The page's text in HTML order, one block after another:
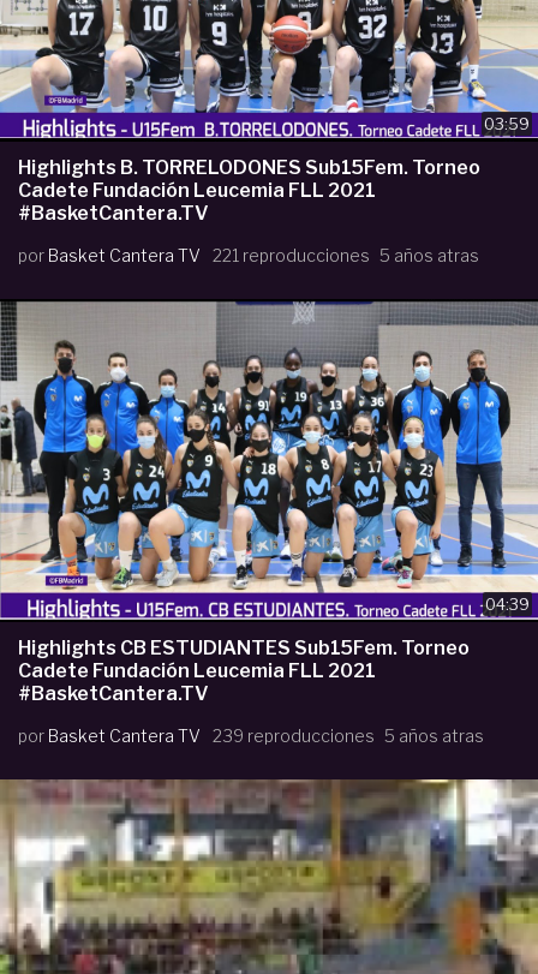
03:59
Highlights B. TORRELODONES Sub15Fem. Torneo
Cadete Fundación Leucemia FLL 2021
#BasketCantera.TV
por Basket Cantera TV 221 reproducciones 5 años atras
04:39
Highlights CB ESTUDIANTES Sub15Fem. Torneo
Cadete Fundación Leucemia FLL 2021
#BasketCantera.TV
por Basket Cantera TV 239 reproducciones 5 años atras